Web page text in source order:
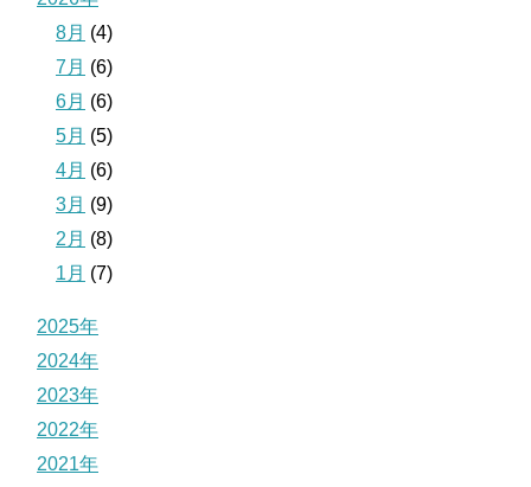
8月 (4)
7月 (6)
6月 (6)
5月 (5)
4月 (6)
3月 (9)
2月 (8)
1月 (7)
2025年
2024年
2023年
2022年
2021年